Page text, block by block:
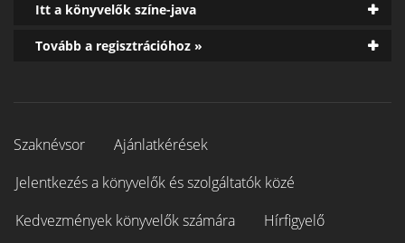
Itt a könyvelők színe-java
Tovább a regisztrációhoz »
Szaknévsor
Ajánlatkérések
Jelentkezés a könyvelők és szolgáltatók közé
Kedvezmények könyvelők számára
Hírfigyelő